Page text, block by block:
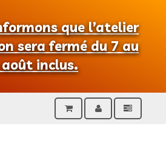
que l’atelier
sera fermé du 7 au
inclus.